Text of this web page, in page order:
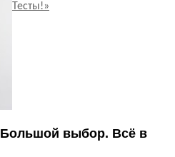
Тесты!»
выбор. Всё в